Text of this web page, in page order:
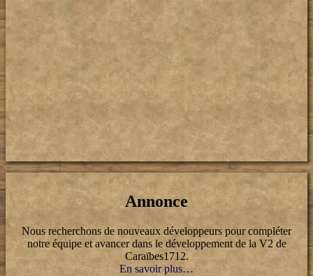
Annonce
Nous recherchons de nouveaux développeurs pour compléter
notre équipe et avancer dans le développement de la V2 de
Caraïbes1712.
En savoir plus…